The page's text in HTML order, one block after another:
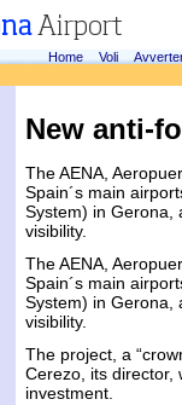
Home Voli
New anti-
The AENA,
Spain´s main
System) in Gerona,
visibility.
The AENA,
Spain´s main
System) in Gerona,
visibility.
The project, a
Cerezo, its director,
investment.